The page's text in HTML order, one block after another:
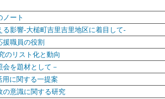
ノート
影響‐大槌町吉里吉里地区に着目して‐
援職員の役割
のリスト化と動向
を題材として－
に関する一提案
の意識に関する研究